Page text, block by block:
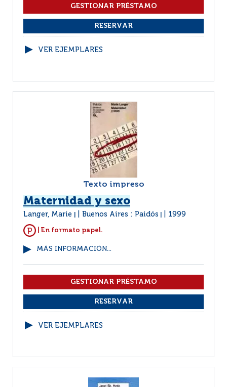
VER EJEMPLARES
Texto impreso
Maternidad y sexo
Langer, Marie Buenos Aires : Paidós 1999
| En formato papel.
MÁS INFORMACIÓN...
VER EJEMPLARES